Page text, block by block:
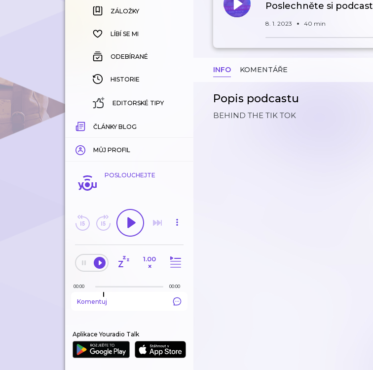
ZÁLOŽKY
HISTORIE
ZÁLOŽKY
LÍBÍ SE MI
ODEBÍRANÉ
HISTORIE
EDITORSKÉ TIPY
ČLÁNKY BLOG
MŮJ PROFIL
POSLOUCHEJTE
1.00
×
00:00 00:00
Komentuj
Aplikace Youradio Talk
Poslechněte si podcast
8. 1. 2023 40 min
INFO KOMENTÁŘE
Popis podcastu
BEHIND THE TIK TOK